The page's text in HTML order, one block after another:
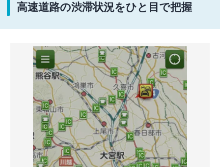
高速道路の渋滞状況をひと目で把握